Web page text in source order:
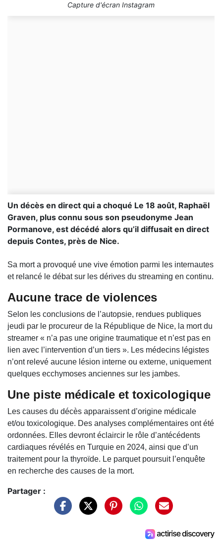
Capture d'écran Instagram
Un décès en direct qui a choqué Le 18 août, Raphaël
Graven, plus connu sous son pseudonyme Jean
Pormanove, est décédé alors qu’il diffusait en direct
depuis Contes, près de Nice.
Sa mort a provoqué une vive émotion parmi les internautes
et relancé le débat sur les dérives du streaming en continu.
Aucune trace de violences
Selon les conclusions de l’autopsie, rendues publiques
jeudi par le procureur de la République de Nice, la mort du
streamer « n’a pas une origine traumatique et n’est pas en
lien avec l’intervention d’un tiers ». Les médecins légistes
n’ont relevé aucune lésion interne ou externe, uniquement
quelques ecchymoses anciennes sur les jambes.
Une piste médicale et toxicologique
Les causes du décès apparaissent d’origine médicale
et/ou toxicologique. Des analyses complémentaires ont été
ordonnées. Elles devront éclaircir le rôle d’antécédents
cardiaques révélés en Turquie en 2024, ainsi que d’un
traitement pour la thyroïde. Le parquet poursuit l’enquête
en recherche des causes de la mort.
Partager :